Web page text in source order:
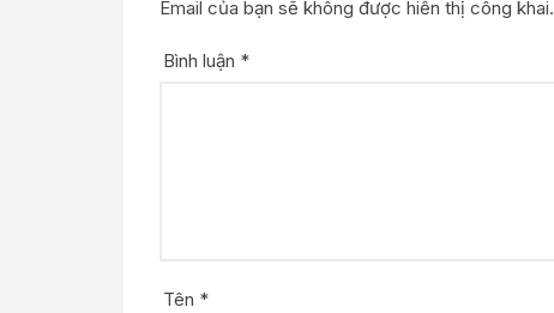
Email của bạn sẽ không được hiển thị công khai.
Bình luận *
Tên *